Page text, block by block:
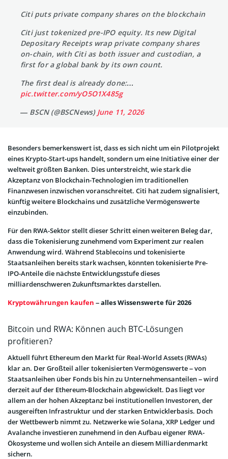
Citi puts private company shares on the blockchain
Citi just tokenized pre-IPO equity. Its new Digital
Depositary Receipts wrap private company shares
on-chain, with Citi as both issuer and custodian, a
first for a global bank by its own count.
The first deal is already done:…
pic.twitter.com/yO5O1X485g
— BSCN (@BSCNews) June 11, 2026
Besonders bemerkenswert ist, dass es sich nicht um ein Pilotprojekt
eines Krypto-Start-ups handelt, sondern um eine Initiative einer der
weltweit größten Banken. Dies unterstreicht, wie stark die
Akzeptanz von Blockchain-Technologien im traditionellen
Finanzwesen inzwischen voranschreitet. Citi hat zudem signalisiert,
künftig weitere Blockchains und zusätzliche Vermögenswerte
einzubinden.
Für den RWA-Sektor stellt dieser Schritt einen weiteren Beleg dar,
dass die Tokenisierung zunehmend vom Experiment zur realen
Anwendung wird. Während Stablecoins und tokenisierte
Staatsanleihen bereits stark wachsen, könnten tokenisierte Pre-
IPO-Anteile die nächste Entwicklungsstufe dieses
milliardenschweren Zukunftsmarktes darstellen.
Kryptowährungen kaufen – alles Wissenswerte für 2026
Bitcoin und RWA: Können auch BTC-Lösungen
profitieren?
Aktuell führt Ethereum den Markt für Real-World Assets (RWAs)
klar an. Der Großteil aller tokenisierten Vermögenswerte – von
Staatsanleihen über Fonds bis hin zu Unternehmensanteilen – wird
derzeit auf der Ethereum-Blockchain abgewickelt. Das liegt vor
allem an der hohen Akzeptanz bei institutionellen Investoren, der
ausgereiften Infrastruktur und der starken Entwicklerbasis. Doch
der Wettbewerb nimmt zu. Netzwerke wie Solana, XRP Ledger und
Avalanche investieren zunehmend in den Aufbau eigener RWA-
Ökosysteme und wollen sich Anteile an diesem Milliardenmarkt
sichern.